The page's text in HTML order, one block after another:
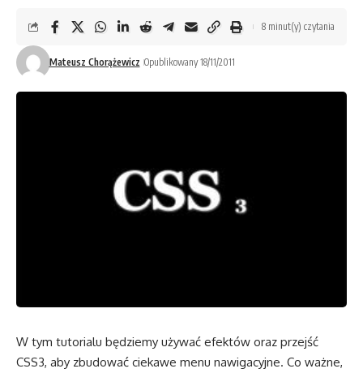
Mateusz Chorążewicz Opublikowany 18/11/2011
8 minut(y) czytania
W tym tutorialu będziemy używać efektów oraz przejść
CSS3, aby zbudować ciekawe menu nawigacyjne. Co ważne,